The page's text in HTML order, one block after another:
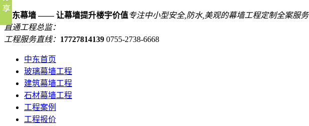
中东幕墙 —— 让幕墙提升楼宇价值专注中小型安全,防水,美观的幕墙工程定制全案服务
直通工程总监：
工程服务直线： 17727814139 0755-2738-6668
中东首页
玻璃幕墙工程
建筑幕墙工程
石材幕墙工程
工程案例
工程报价